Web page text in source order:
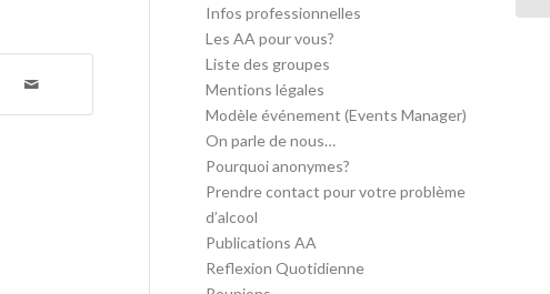
Infos professionnelles
Les AA pour vous?
Liste des groupes
Mentions légales
Modèle événement (Events Manager)
On parle de nous…
Pourquoi anonymes?
Prendre contact pour votre problème
d’alcool
Publications AA
Reflexion Quotidienne